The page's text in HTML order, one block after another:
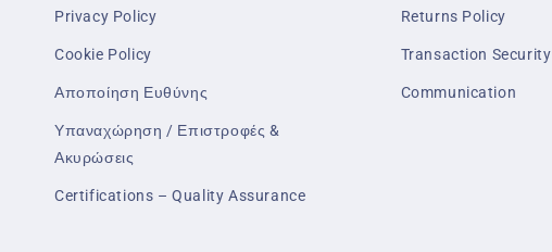
Privacy Policy
Cookie Policy
Αποποίηση Ευθύνης
Υπαναχώρηση / Επιστροφές &
Ακυρώσεις
Certifications – Quality Assurance
Returns Policy
Transaction Security
Communication